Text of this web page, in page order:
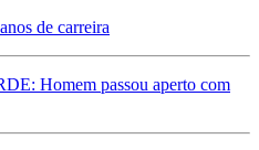
de carreira
Homem passou aperto com